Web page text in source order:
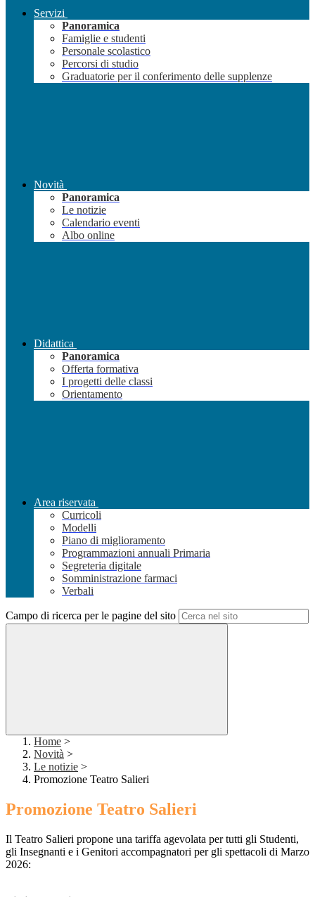
Servizi
Panoramica
Famiglie e studenti
Personale scolastico
Percorsi di studio
Graduatorie per il conferimento delle supplenze
Novità
Panoramica
Le notizie
Calendario eventi
Albo online
Didattica
Panoramica
Offerta formativa
I progetti delle classi
Orientamento
Area riservata
Curricoli
Modelli
Piano di miglioramento
Programmazioni annuali Primaria
Segreteria digitale
Somministrazione farmaci
Verbali
Campo di ricerca per le pagine del sito
Home >
Novità >
Le notizie >
Promozione Teatro Salieri
Promozione Teatro Salieri
Il Teatro Salieri propone una tariffa agevolata per tutti gli Studenti,
gli Insegnanti e i Genitori accompagnatori per gli spettacoli di Marzo
2026: